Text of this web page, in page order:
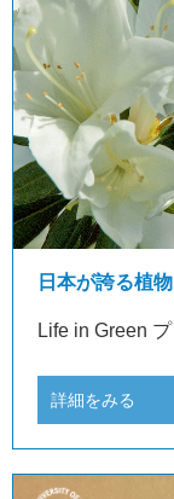
日本が誇る植
Life in Green
詳細をみる